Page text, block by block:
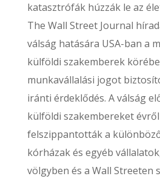
katasztrófák húzzák le az
The Wall Street Journal
válság hatására USA-ban a
külföldi szakemberek
munkavállalási jogot
iránti érdeklődés. A válság
külföldi szakembereket
felszippantották a
kórházak és egyéb
völgyben és a Wall Streeten